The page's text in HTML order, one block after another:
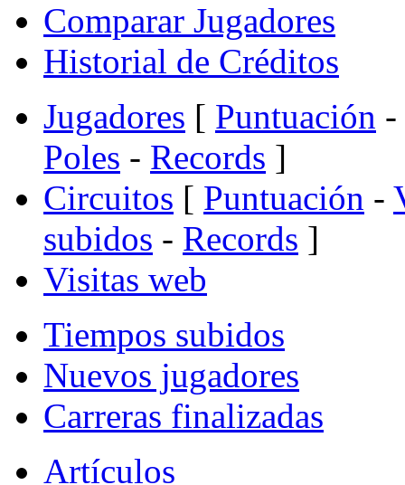
Comparar Jugadores
Historial de Créditos
Jugadores [ Puntuación -
Poles - Records ]
Circuitos [ Puntuación -
subidos - Records ]
Visitas web
Tiempos subidos
Nuevos jugadores
Carreras finalizadas
Artículos